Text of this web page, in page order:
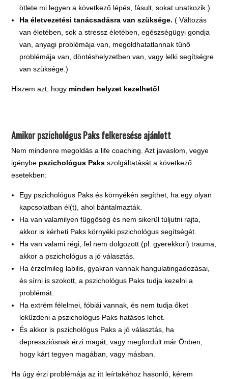
ötlete mi legyen a következő lépés, fásult, sokat unatkozik.)
Ha életvezetési tanácsadásra van szüksége. ( Változás
van életében, sok a stressz életében, egészségügyi gondja
van, anyagi problémája van, megoldhatatlannak tűnő
problémája van, döntéshelyzetben van, vagy lelki segítségre
van szüksége.)
Hiszem azt, hogy minden helyzet kezelhető!
Amikor pszichológus Paks felkeresése ajánlott
Nem mindenre megoldás a life coaching. Azt javaslom, vegye
igénybe pszichológus Paks szolgáltatását a következő
esetekben:
Egy pszichológus Paks és környékén segíthet, ha egy olyan
kapcsolatban él(t), ahol bántalmazták.
Ha van valamilyen függőség és nem sikerül túljutni rajta,
akkor is kérheti Paks környéki pszichológus segítségét.
Ha van valami régi, fel nem dolgozott (pl. gyerekkori) trauma,
akkor a pszichológus a jó választás.
Ha érzelmileg labilis, gyakran vannak hangulatingadozásai,
és sírni is szokott, a pszichológus Paks tudja kezelni a
problémát.
Ha extrém félelmei, fóbiái vannak, és nem tudja őket
leküzdeni a pszichológus Paks hatásos lehet.
És akkor is pszichológus Paks a jó választás, ha
depressziósnak érzi magát, vagy megfordult már Önben,
hogy kárt tegyen magában, vagy másban.
Ha úgy érzi problémája az itt leírtakéhoz hasonló, kérem